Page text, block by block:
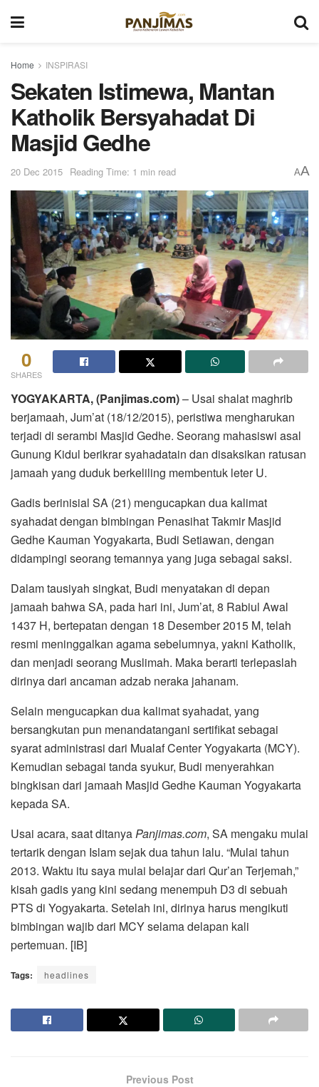
Home INSPIRASI
Sekaten Istimewa, Mantan
Katholik Bersyahadat Di
Masjid Gedhe
20 Dec 2015 Reading Time: 1 min read AA
0
SHARES
YOGYAKARTA, (Panjimas.com)– Usai shalat maghrib
berjamaah, Jum’at (18/12/2015), peristiwa mengharukan
terjadi di serambi Masjid Gedhe. Seorang mahasiswi asal
Gunung Kidul berikrar syahadatain dan disaksikan ratusan
jamaah yang duduk berkeliling membentuk leter U.
Gadis berinisial SA (21) mengucapkan dua kalimat
syahadat dengan bimbingan Penasihat Takmir Masjid
Gedhe Kauman Yogyakarta, Budi Setiawan, dengan
didampingi seorang temannya yang juga sebagai saksi.
Dalam tausiyah singkat, Budi menyatakan di depan
jamaah bahwa SA, pada hari ini, Jum’at, 8 Rabiul Awal
1437 H, bertepatan dengan 18 Desember 2015 M, telah
resmi meninggalkan agama sebelumnya, yakni Katholik,
dan menjadi seorang Muslimah. Maka berarti terlepaslah
dirinya dari ancaman adzab neraka jahanam.
Selain mengucapkan dua kalimat syahadat, yang
bersangkutan pun menandatangani sertifikat sebagai
syarat administrasi dari Mualaf Center Yogyakarta (MCY).
Kemudian sebagai tanda syukur, Budi menyerahkan
bingkisan dari jamaah Masjid Gedhe Kauman Yogyakarta
kepada SA.
Usai acara, saat ditanyaPanjimas.com, SA mengaku mulai
tertarik dengan Islam sejak dua tahun lalu. “Mulai tahun
2013. Waktu itu saya mulai belajar dari Qur’an Terjemah,”
kisah gadis yang kini sedang menempuh D3 di sebuah
PTS di Yogyakarta. Setelah ini, dirinya harus mengikuti
bimbingan wajib dari MCY selama delapan kali
pertemuan. [IB]
Tags: headlines
Previous Post